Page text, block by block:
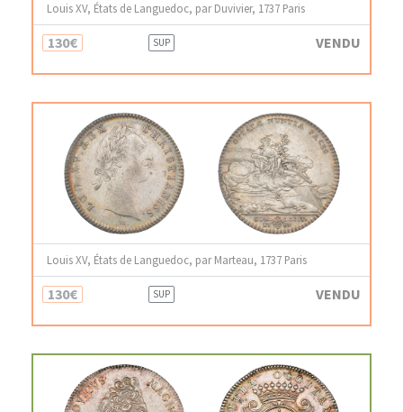
Louis XV, États de Languedoc, par Duvivier, 1737 Paris
130€ SUP VENDU
Louis XV, États de Languedoc, par Marteau, 1737 Paris
130€ SUP VENDU